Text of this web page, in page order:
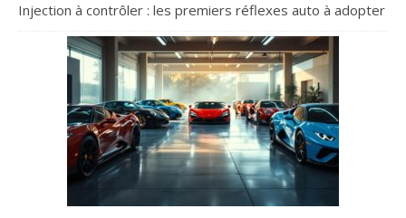
Injection à contrôler : les premiers réflexes auto à adopter